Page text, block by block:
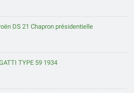
DS 21 Chapron présidentielle
TYPE 59 1934